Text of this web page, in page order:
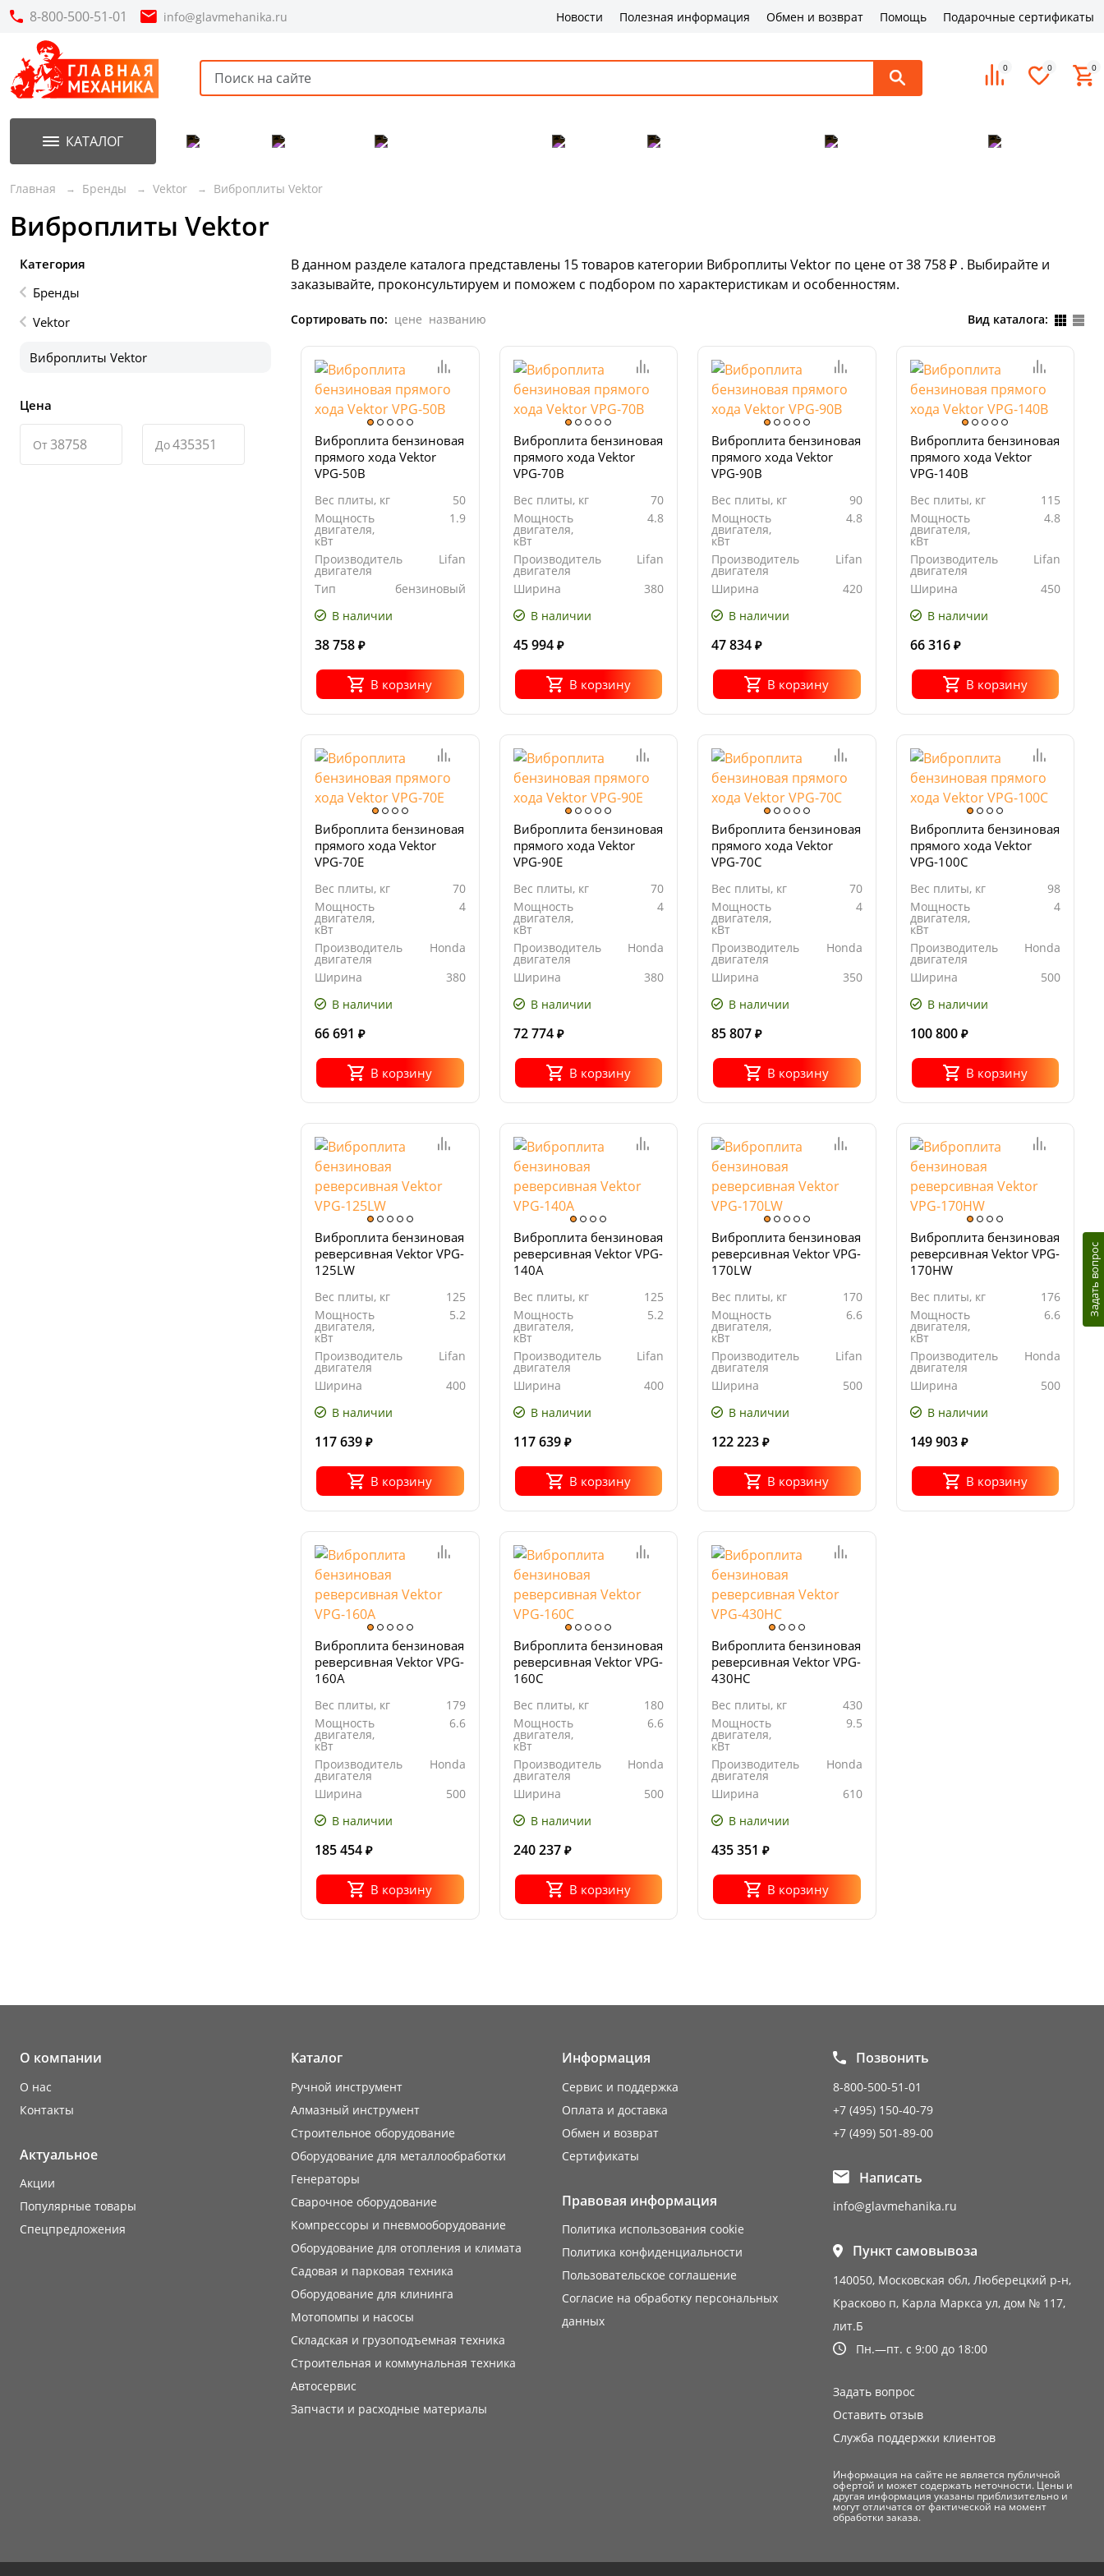
8-800-500-51-01 info@glavmehanika.ru Новости Полезная информация Обмен и возврат Помощь Подарочные сертификаты
0 0 0
КАТАЛОГ
Главная Бренды Vektor Виброплиты Vektor
Виброплиты Vektor
Категория
Бренды
Vektor
Виброплиты Vektor
Цена
От До
В данном разделе каталога представлены 15товаров категории Виброплиты Vektor по цене от 38 758 ₽ . Выбирайте и
заказывайте, проконсультируем и поможем с подбором по характеристикам и особенностям.
Сортировать по: цене названию Вид каталога:
Виброплита бензиновая
прямого хода Vektor
VPG-50B
Вес плиты, кг
50
Мощность
двигателя,
кВт
1.9
Производитель
двигателя
Lifan
Тип
бензиновый
В наличии
38 758 ₽
В корзину
Виброплита бензиновая
прямого хода Vektor
VPG-70B
Вес плиты, кг
70
Мощность
двигателя,
кВт
4.8
Производитель
двигателя
Lifan
Ширина
основания
плиты, мм
380
В наличии
45 994 ₽
В корзину
Виброплита бензиновая
прямого хода Vektor
VPG-90B
Вес плиты, кг
90
Мощность
двигателя,
кВт
4.8
Производитель
двигателя
Lifan
Ширина
основания
плиты, мм
420
В наличии
47 834 ₽
В корзину
Виброплита бензиновая
прямого хода Vektor
VPG-140B
Вес плиты, кг
115
Мощность
двигателя,
кВт
4.8
Производитель
двигателя
Lifan
Ширина
основания
плиты, мм
450
В наличии
66 316 ₽
В корзину
Виброплита бензиновая
прямого хода Vektor
VPG-70Е
Вес плиты, кг
70
Мощность
двигателя,
кВт
4
Производитель
двигателя
Honda
Ширина
основания
плиты, мм
380
В наличии
66 691 ₽
В корзину
Виброплита бензиновая
прямого хода Vektor
VPG-90Е
Вес плиты, кг
70
Мощность
двигателя,
кВт
4
Производитель
двигателя
Honda
Ширина
основания
плиты, мм
380
В наличии
72 774 ₽
В корзину
Виброплита бензиновая
прямого хода Vektor
VPG-70C
Вес плиты, кг
70
Мощность
двигателя,
кВт
4
Производитель
двигателя
Honda
Ширина
основания
плиты, мм
350
В наличии
85 807 ₽
В корзину
Виброплита бензиновая
прямого хода Vektor
VPG-100C
Вес плиты, кг
98
Мощность
двигателя,
кВт
4
Производитель
двигателя
Honda
Ширина
основания
плиты, мм
500
В наличии
100 800 ₽
В корзину
Виброплита бензиновая
реверсивная Vektor VPG-
125LW
Вес плиты, кг
125
Мощность
двигателя,
кВт
5.2
Производитель
двигателя
Lifan
Ширина
основания
плиты, мм
400
В наличии
117 639 ₽
В корзину
Виброплита бензиновая
реверсивная Vektor VPG-
140A
Вес плиты, кг
125
Мощность
двигателя,
кВт
5.2
Производитель
двигателя
Lifan
Ширина
основания
плиты, мм
400
В наличии
117 639 ₽
В корзину
Виброплита бензиновая
реверсивная Vektor VPG-
170LW
Вес плиты, кг
170
Мощность
двигателя,
кВт
6.6
Производитель
двигателя
Lifan
Ширина
основания
плиты, мм
500
В наличии
122 223 ₽
В корзину
Виброплита бензиновая
реверсивная Vektor VPG-
170HW
Вес плиты, кг
176
Мощность
двигателя,
кВт
6.6
Производитель
двигателя
Honda
Ширина
основания
плиты, мм
500
В наличии
149 903 ₽
В корзину
Виброплита бензиновая
реверсивная Vektor VPG-
160A
Вес плиты, кг
179
Мощность
двигателя,
кВт
6.6
Производитель
двигателя
Honda
Ширина
основания
плиты, мм
500
В наличии
185 454 ₽
В корзину
Виброплита бензиновая
реверсивная Vektor VPG-
160С
Вес плиты, кг
180
Мощность
двигателя,
кВт
6.6
Производитель
двигателя
Honda
Ширина
основания
плиты, мм
500
В наличии
240 237 ₽
В корзину
Виброплита бензиновая
реверсивная Vektor VPG-
430HС
Вес плиты, кг
430
Мощность
двигателя,
кВт
9.5
Производитель
двигателя
Honda
Ширина
основания
плиты, мм
610
В наличии
435 351 ₽
В корзину
О компании
О нас
Контакты
Актуальное
Акции
Популярные товары
Cпецпредложения
Каталог
Ручной инструмент
Алмазный инструмент
Строительное оборудование
Оборудование для металлообработки
Генераторы
Сварочное оборудование
Компрессоры и пневмооборудование
Оборудование для отопления и климата
Садовая и парковая техника
Оборудование для клининга
Мотопомпы и насосы
Складская и грузоподъемная техника
Строительная и коммунальная техника
Автосервис
Запчасти и расходные материалы
Информация
Сервис и поддержка
Оплата и доставка
Обмен и возврат
Сертификаты
Правовая информация
Политика использования cookie
Политика конфиденциальности
Пользовательское соглашение
Согласие на обработку персональных
данных
Позвонить
8-800-500-51-01
+7 (495) 150-40-79
+7 (499) 501-89-00
Написать
info@glavmehanika.ru
Пункт самовывоза
140050, Московская обл, Люберецкий р-н,
Красково п, Карла Маркса ул, дом № 117,
лит.Б
Пн.—пт. с 9:00 до 18:00
Задать вопрос
Оставить отзыв
Служба поддержки клиентов
Информация на сайте не является публичной
офертой и может содержать неточности. Цены и
другая информация указаны приблизительно и
могут отличатся от фактической на момент
обработки заказа.
Задать вопрос